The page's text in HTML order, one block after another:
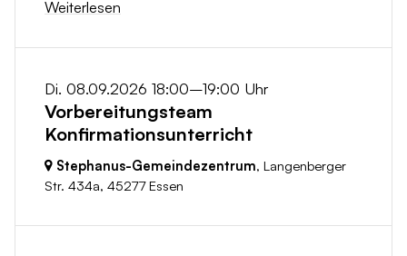
Weiterlesen
Di. 08.09.2026 18:00–19:00 Uhr
Vorbereitungsteam
Konfirmationsunterricht
Stephanus-Gemeindezentrum, Langenberger
Str. 434a, 45277 Essen